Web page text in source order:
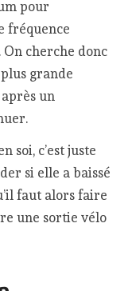
pour
fréquence
On cherche donc
grande
un
soi, c’est juste
si elle a baissé
faut alors faire
une sortie vélo